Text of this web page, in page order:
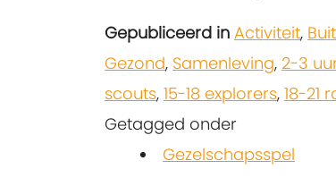
Gepubliceerd in Activiteit,
Gezond, Samenleving, 2-3
scouts, 15-18 explorers, 18-21
Getagged onder
Gezelschapsspel